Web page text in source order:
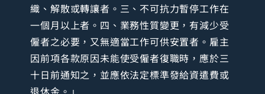
織、解散或轉讓者。三、不可抗力暫停工作在
一個月以上者。四、業務性質變更，有減少受
僱者之必要，又無適當工作可供安置者。雇主
因前項各款原因未能使受僱者復職時，應於三
十日前通知之，並應依法定標準發給資遣費或